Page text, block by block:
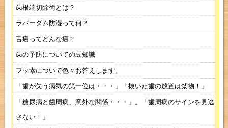
歯根端切除術とは？
ラバーダム防湿って何？
舌癌ってどんな癌？
歯の予防についての豆知識
フッ素について色々お答えします。
「歯が失う病気の第一位は・・・」「抜いた歯の放置は禁物！」
「糖尿病と歯周病、意外な関係・・・」。「歯周病のサインを見逃
さない！」